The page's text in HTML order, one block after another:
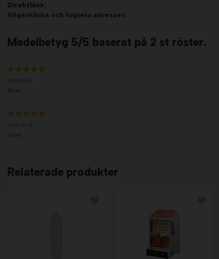
Direktlänk:
Högerklicka och kopiera adressen
Medelbetyg 5/5 baserat på 2 st röster.
2019-01-14
David
2017-07-11
Emma
Relaterade produkter